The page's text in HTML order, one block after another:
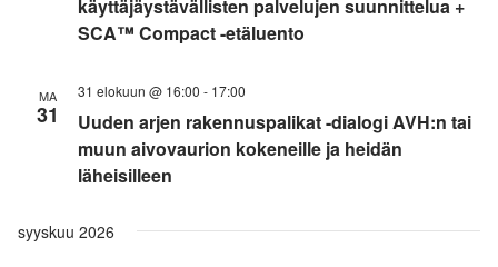
käyttäjäystävällisten palvelujen suunnittelua +
SCA™ Compact -etäluento
MA
31
Uuden arjen rakennuspalikat -dialogi AVH:n tai
muun aivovaurion kokeneille ja heidän
läheisilleen
31 elokuun @ 16:00 - 17:00
syyskuu 2026